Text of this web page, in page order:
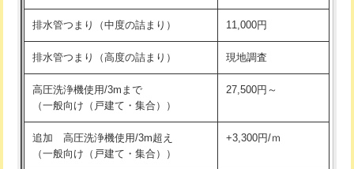
持込商品取付（浄水器・分岐水栓） 16,500円
給水管工事※（ホール加工) 16,500円
給水管工事※（バンド止め) 3,300円
給水管工事※（支持金具設置)
給水管工事※（保温材使用（バンド止
め込み）)
5,500円
排水管つまり（中度の詰まり） 11,000円
排水管つまり（高度の詰まり） 現地調査
高圧洗浄機使用/3mまで
（一般向け（戸建て・集合））
27,500円～
追加 高圧洗浄機使用/3m超え
（一般向け（戸建て・集合））
+3,300円/ｍ